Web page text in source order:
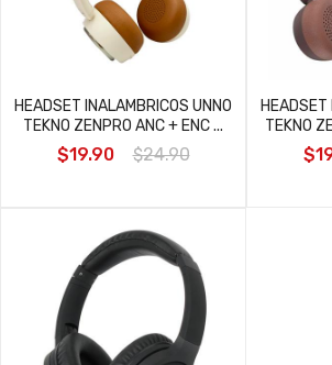
HEADSET INALAMBRICOS UNNO
TEKNO ZENPRO ANC + ENC ...
$19.90 $24.90
HEADSET
TEKNO